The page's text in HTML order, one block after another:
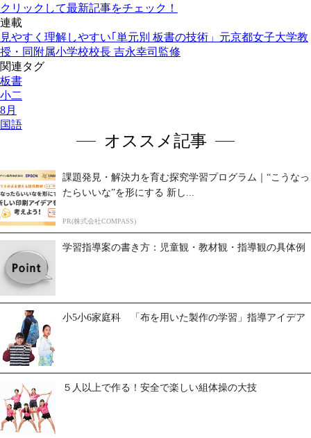
クリックして最新記事をチェック！
連載
見やすく理解しやすい｢単元別 板書の技術」元京都女子大学教
授・同附属小学校校長 吉永幸司監修
関連タグ
板書
小二
8月
国語
オススメ記事
課題発見・解決力を育む探究学習プログラム｜“こうなっ
たらいいな”を形にする 新し...
PR(株式会社COMPASS)
学習指導案の書き方：児童観・教材観・指導観の具体例
小5小6家庭科 「布を用いた製作の学習」指導アイデア
５人以上で作る！安全で楽しい組体操の大技